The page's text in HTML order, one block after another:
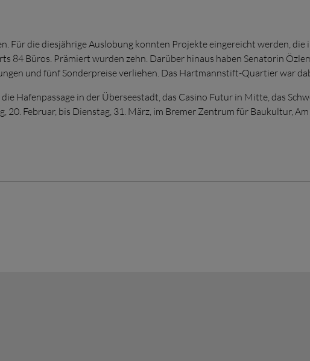
Für die diesjährige Auslobung konnten Projekte eingereicht werden, die
84 Büros. Prämiert wurden zehn. Darüber hinaus haben Senatorin
und fünf Sonderpreise verliehen. Das Hartmannstift-Quartier war
Hafenpassage in der Überseestadt, das Casino Futur in Mitte, das
20. Februar, bis Dienstag, 31. März, im Bremer Zentrum für Baukultur,